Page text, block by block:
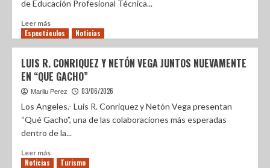
de Educación Profesional Técnica...
Leer más
Espectáculos Noticias
LUIS R. CONRIQUEZ Y NETÓN VEGA JUNTOS NUEVAMENTE
EN “QUE GACHO”
Marilu Perez 03/06/2026
Los Angeles.- Luis R. Conriquez y Netón Vega presentan
“Qué Gacho”, una de las colaboraciones más esperadas
dentro de la...
Leer más
Noticias Turismo